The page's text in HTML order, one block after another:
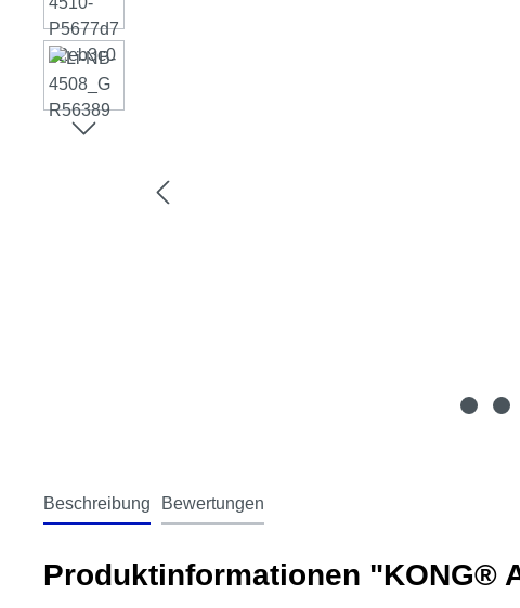
Beschreibung Bewertungen
Produktinformationen "KONG®